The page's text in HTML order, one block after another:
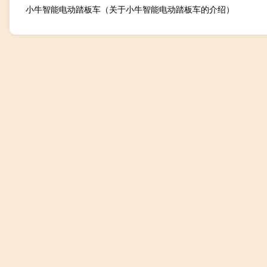
小牛智能电动踏板车（关于小牛智能电动踏板车的介绍）